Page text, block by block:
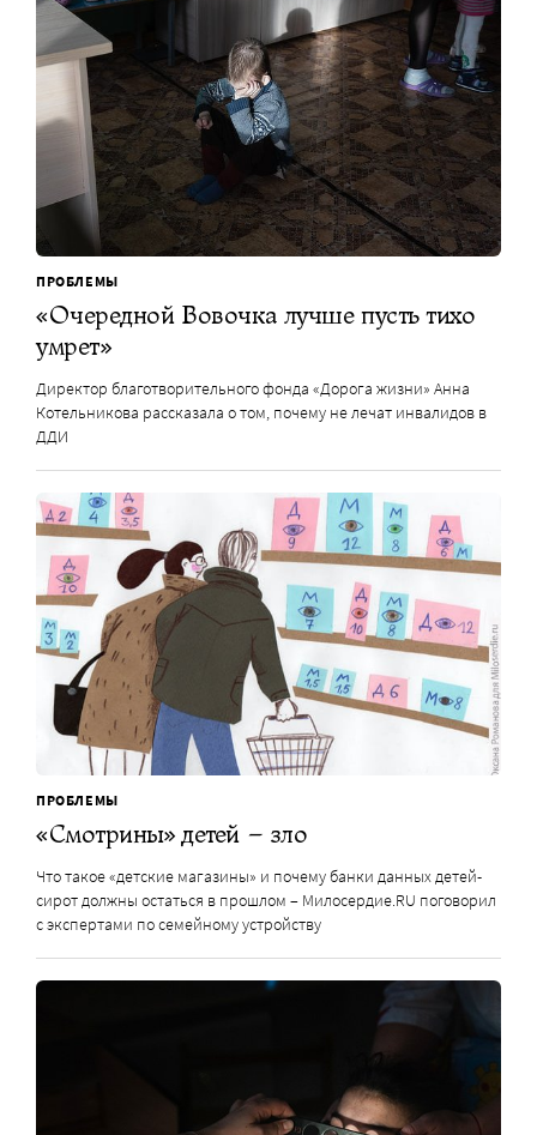
ПРОБЛЕМЫ
«Очередной Вовочка лучше пусть тихо
умрет»
Директор благотворительного фонда «Дорога жизни» Анна
Котельникова рассказала о том, почему не лечат инвалидов в
ДДИ
ПРОБЛЕМЫ
«Смотрины» детей – зло
Что такое «детские магазины» и почему банки данных детей-
сирот должны остаться в прошлом – Милосердие.RU поговорил
с экспертами по семейному устройству